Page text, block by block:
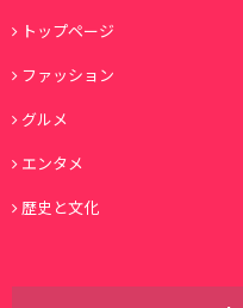
トップページ
ファッション
グルメ
エンタメ
歴史と文化